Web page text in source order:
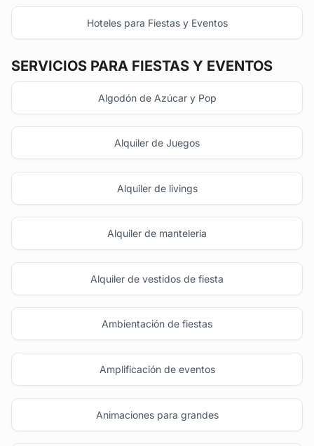
Hoteles para Fiestas y Eventos
SERVICIOS PARA FIESTAS Y EVENTOS
Algodón de Azúcar y Pop
Alquiler de Juegos
Alquiler de livings
Alquiler de manteleria
Alquiler de vestidos de fiesta
Ambientación de fiestas
Amplificación de eventos
Animaciones para grandes